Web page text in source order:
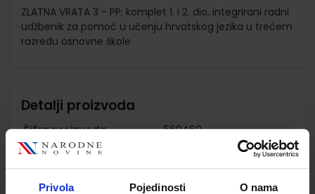
Privola Pojedinosti O nama
ZLATNA VRATA 3 - PP; komplet 1. i 2. dio, integrirani radni
udžbenik za pomoć u učenju hrvatskog jezika u trećem
razredu osnovne škole
Detalji proizvoda
Šifra proizvoda
569460
Jedinična mjera
Nakladnik
ŠKOLSKA KNJIGA d.d.
Autor
Sonja Ivić Marija Krmpotić